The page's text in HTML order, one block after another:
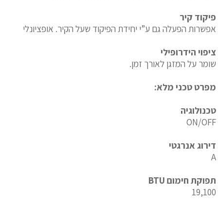
פיקוד קיר
אפשרות הפעלה גם ע”י יחידת הפיקוד שעל הקיר. אופציונלי
ציפוי הידרופילי
שומר על המזגן לאורך זמן.
מפרט טכני מלא:
טכנולוגיה
ON/OFF
דירוג אנרגטי
A
תפוקת חימום BTU
19,100